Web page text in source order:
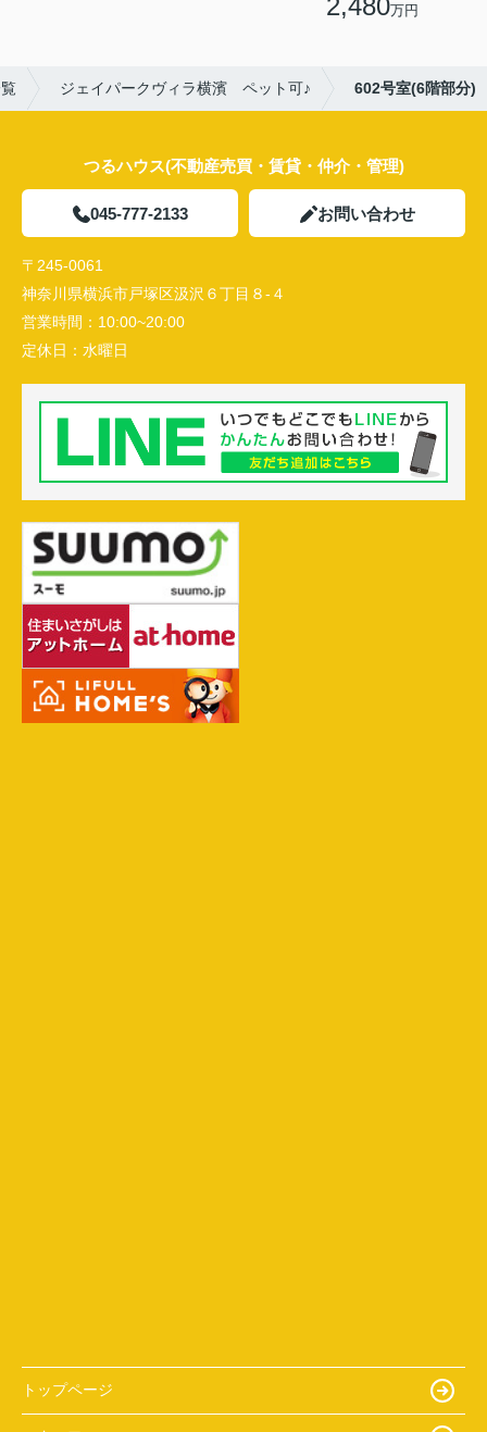
万円
ジェイパークヴィラ横濱 ペット可♪ 602号室(6階部分)
つるハウス(不動産売買・賃貸・仲介・管理)
045-777-2133 お問い合わせ
〒245-0061
神奈川県横浜市戸塚区汲沢６丁目８-４
営業時間： 10:00~20:00
定休日： 水曜日
トップページ